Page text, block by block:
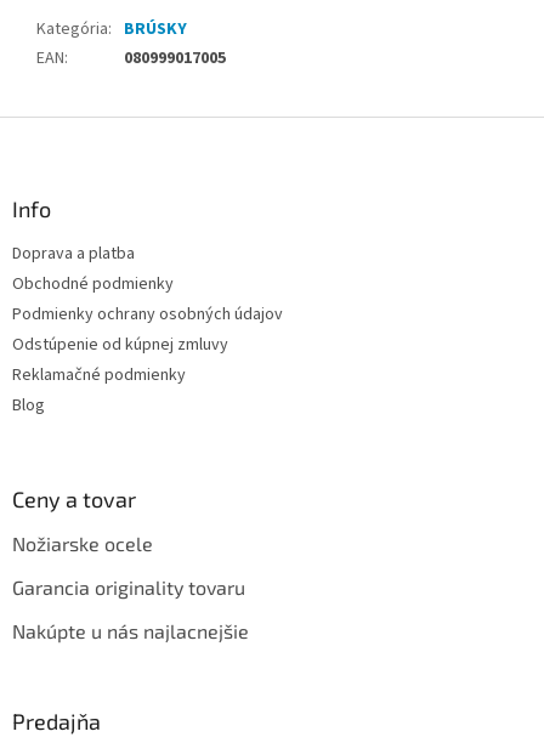
Kategória: BRÚSKY
EAN: 080999017005
Info
Doprava a platba
Obchodné podmienky
Podmienky ochrany osobných údajov
Odstúpenie od kúpnej zmluvy
Reklamačné podmienky
Blog
Ceny a tovar
Nožiarske ocele
Garancia originality tovaru
Nakúpte u nás najlacnejšie
Predajňa